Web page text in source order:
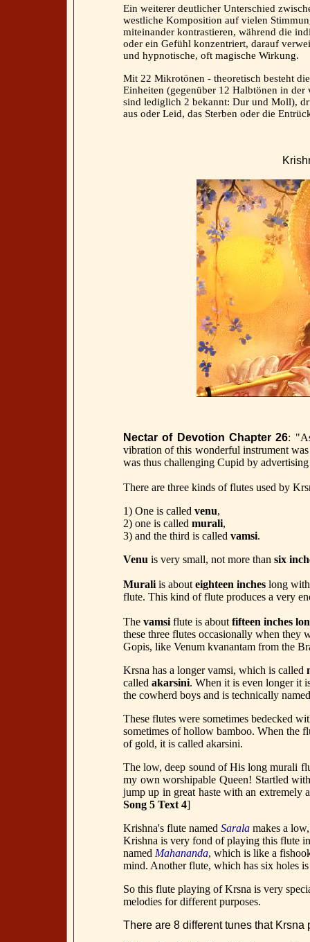
Ein weiterer deutlicher Unterschied
westliche Komposition auf vielen
miteinander kontrastieren, während die
oder ein Gefühl konzentriert, darauf
und hypnotische, oft magische Wirkung.
Mit 22 Mikrotönen - theoretisch besteht
Einheiten (gegenüber 12 Halbtönen in
sind lediglich 2 bekannt: Dur und Moll),
aus oder Leid, das Sterben oder die
Nectar of Devotion Chapter 26:
vibration of this wonderful instrument
was thus challenging Cupid by
There are three kinds of flutes used by
1) One is called venu,
2) one is called murali,
3) and the third is called vamsi.
Venu is very small, not more than six
Murali is about eighteen inches long
flute. This kind of flute produces a very
The vamsi flute is about fifteen inches
these three flutes occasionally when they
Gopis, like Venum kvanantam from the
Krsna has a longer vamsi, which is called
called akarsini. When it is even longer it
the cowherd boys and is technically
These flutes were sometimes bedecked
sometimes of hollow bamboo. When the
of gold, it is called akarsini.
The low, deep sound of His long murali
my own worshipable Queen! Startled
jump up in great haste with an
Song 5 Text 4]
Krishna's flute named Sarala makes a
Krishna is very fond of playing this flute
named Mahananda, which is like a
mind. Another flute, which has six holes
So this flute playing of Krsna is very
melodies for different purposes.
There are 8 different tunes that Krsna